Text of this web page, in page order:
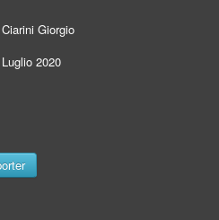
Ciarini Giorgio
2020